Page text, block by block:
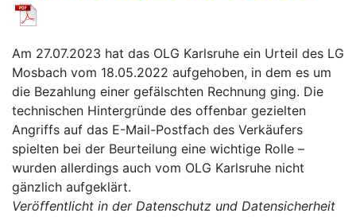
Am 27.07.2023 hat das OLG Karlsruhe ein Urteil des LG
Mosbach vom 18.05.2022 aufgehoben, in dem es um
die Bezahlung einer gefälschten Rechnung ging. Die
technischen Hintergründe des offenbar gezielten
Angriffs auf das E-Mail-Postfach des Verkäufers
spielten bei der Beurteilung eine wichtige Rolle –
wurden allerdings auch vom OLG Karlsruhe nicht
gänzlich aufgeklärt.
Veröffentlicht in der Datenschutz und Datensicherheit